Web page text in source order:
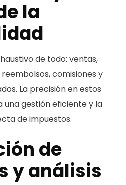
la
de todo: ventas,
comisiones y
La precisión en estos
una gestión eficiente y la
de impuestos.
de
y análisis